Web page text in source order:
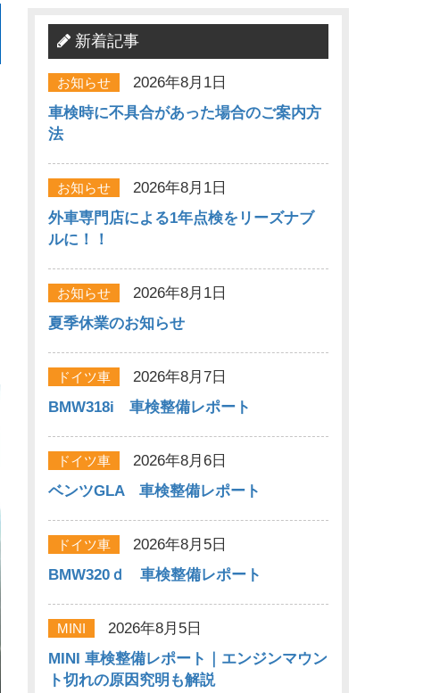
新着記事
お知らせ
2026年8月1日
車検時に不具合があった場合のご案内方
法
お知らせ
2026年8月1日
外車専門店による1年点検をリーズナブ
ルに！！
お知らせ
2026年8月1日
夏季休業のお知らせ
ドイツ車
2026年8月7日
BMW318i 車検整備レポート
ドイツ車
2026年8月6日
ベンツGLA 車検整備レポート
ドイツ車
2026年8月5日
BMW320ｄ 車検整備レポート
MINI
2026年8月5日
MINI 車検整備レポート｜エンジンマウン
ト切れの原因究明も解説